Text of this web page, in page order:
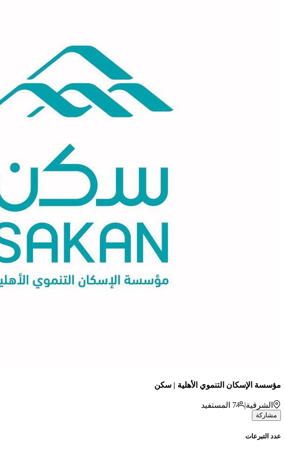
مؤسسة الإسكان التنموي الأهلية | سكن
الشرقية|
7 المستفيد
مشاركة
عدد التبرعات